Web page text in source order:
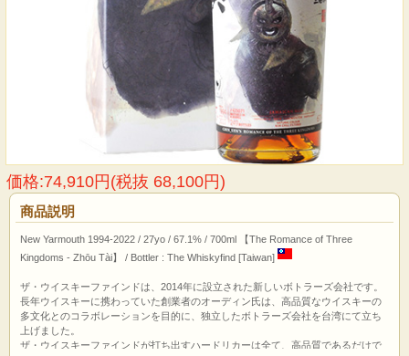
価格:74,910円(税抜 68,100円)
商品説明
New Yarmouth 1994-2022 / 27yo / 67.1% / 700ml 【The Romance of Three
Kingdoms - Zhōu Tài】 / Bottler : The Whiskyfind [Taiwan]
ザ・ウイスキーファインドは、2014年に設立された新しいボトラーズ会社です。
長年ウイスキーに携わっていた創業者のオーディン氏は、高品質なウイスキーの
多文化とのコラボレーションを目的に、独立したボトラーズ会社を台湾にて立ち
上げました。
ザ・ウイスキーファインドが打ち出すハードリカーは全て、高品質であるだけで